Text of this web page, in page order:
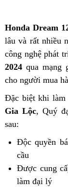
Honda Dream
lâu và rất nhiều
công nghệ phát
2024 qua mạng
cho người mua
Đặc biệt khi làm
Gia Lộc, Quý
sau:
Độc quyền
cầu
Được cung
làm đại lý